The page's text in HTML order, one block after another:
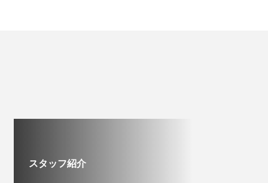
スタッフ紹介